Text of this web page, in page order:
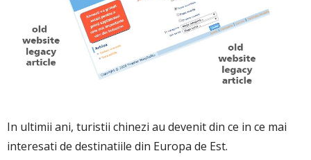
In ultimii ani, turistii chinezi au devenit din ce in ce mai
interesati de destinatiile din Europa de Est.